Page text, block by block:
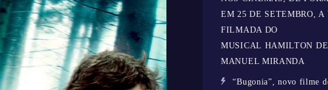
EM 25 DE SETEMBRO, A
FILMADA DO
MUSICAL HAMILTON
MANUEL MIRANDA
“Bugonia”, novo filme